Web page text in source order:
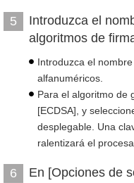
5
Introduzca el
algoritmos de
Introduzca el
alfanuméricos.
Para el algoritmo de
[ECDSA], y
desplegable. Una
ralentizará el
6
En [Opciones de